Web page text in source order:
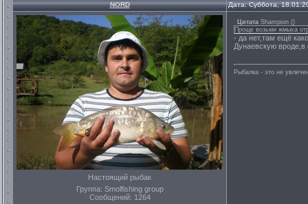
NORD Дата: Суббота,
Настоящий рыбак
Группа: Smolfishing group
Сообщений: 1264
Цитата Shampion ()
Проще возьми жмыха
- да нет,там ещё
Дунаевскую
Рыбалка - это не